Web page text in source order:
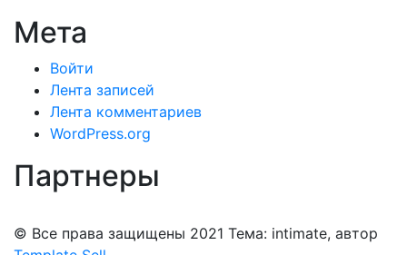
Мета
Войти
Лента записей
Лента комментариев
WordPress.org
Партнеры
© Все права защищены 2021 Тема: intimate, автор